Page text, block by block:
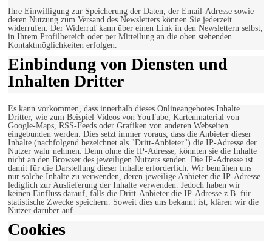
Ihre Einwilligung zur Speicherung der Daten, der Email-Adresse sowie
deren Nutzung zum Versand des Newsletters können Sie jederzeit
widerrufen. Der Widerruf kann über einen Link in den Newslettern selbst,
in Ihrem Profilbereich oder per Mitteilung an die oben stehenden
Kontaktmöglichkeiten erfolgen.
Einbindung von Diensten und
Inhalten Dritter
Es kann vorkommen, dass innerhalb dieses Onlineangebotes Inhalte
Dritter, wie zum Beispiel Videos von YouTube, Kartenmaterial von
Google-Maps, RSS-Feeds oder Grafiken von anderen Webseiten
eingebunden werden. Dies setzt immer voraus, dass die Anbieter dieser
Inhalte (nachfolgend bezeichnet als "Dritt-Anbieter") die IP-Adresse der
Nutzer wahr nehmen. Denn ohne die IP-Adresse, könnten sie die Inhalte
nicht an den Browser des jeweiligen Nutzers senden. Die IP-Adresse ist
damit für die Darstellung dieser Inhalte erforderlich. Wir bemühen uns
nur solche Inhalte zu verwenden, deren jeweilige Anbieter die IP-Adresse
lediglich zur Auslieferung der Inhalte verwenden. Jedoch haben wir
keinen Einfluss darauf, falls die Dritt-Anbieter die IP-Adresse z.B. für
statistische Zwecke speichern. Soweit dies uns bekannt ist, klären wir die
Nutzer darüber auf.
Cookies